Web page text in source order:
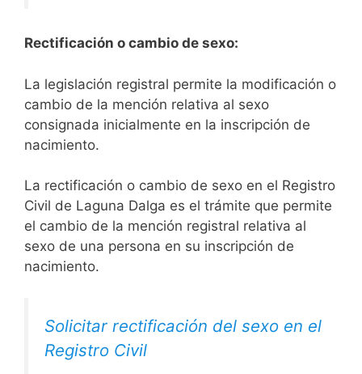
Rectificación o cambio de sexo:
La legislación registral permite la modificación o
cambio de la mención relativa al sexo
consignada inicialmente en la inscripción de
nacimiento.
La rectificación o cambio de sexo en el Registro
Civil de Laguna Dalga es el trámite que permite
el cambio de la mención registral relativa al
sexo de una persona en su inscripción de
nacimiento.
Solicitar rectificación del sexo en el
Registro Civil